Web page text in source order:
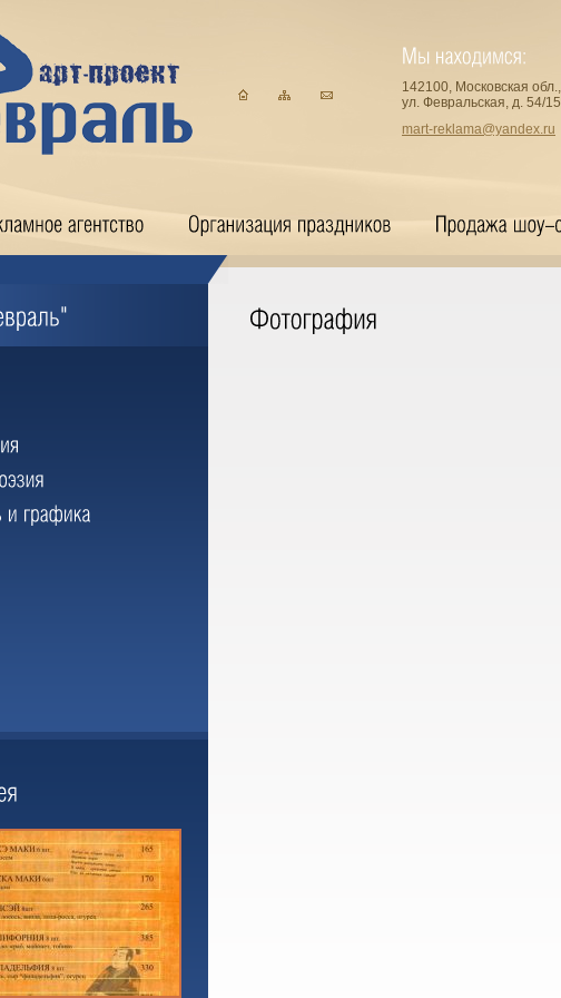
142100, Московская
ул. Февральская, д. 54/
mart-reklama@yandex.ru